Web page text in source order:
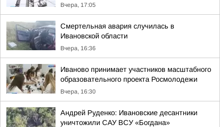
Вчера, 17:05
Смертельная авария случилась в
Ивановской области
Вчера, 16:36
Иваново принимает участников масштабного
образовательного проекта Росмолодежи
Вчера, 16:30
Андрей Руденко: Ивановские десантники
уничтожили САУ ВСУ «Богдана»